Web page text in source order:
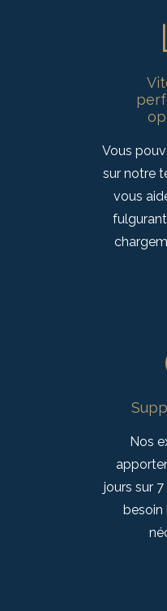
Vous
sur notre
vous
Nos
jours sur
besoin